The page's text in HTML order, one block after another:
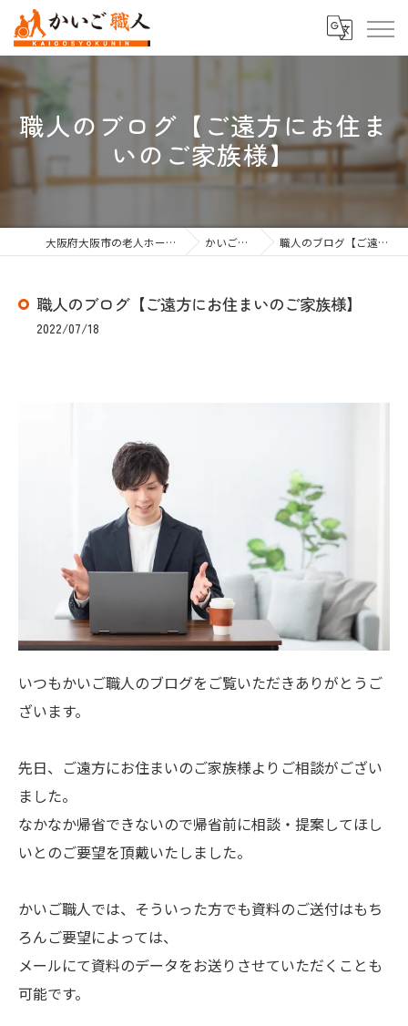
職人のブログ【ご遠方にお住ま
いのご家族様】
大阪府大阪市の老人ホーム紹介なら株式会社かいご職人 かいご職人のブログ 職人のブログ【ご遠方にお住まいのご家族様】
職人のブログ【ご遠方にお住まいのご家族様】
2022/07/18
いつもかいご職人のブログをご覧いただきありがとうご
ざいます。
先日、ご遠方にお住まいのご家族様よりご相談がござい
ました。
なかなか帰省できないので帰省前に相談・提案してほし
いとのご要望を頂戴いたしました。
かいご職人では、そういった方でも資料のご送付はもち
ろんご要望によっては、
メールにて資料のデータをお送りさせていただくことも
可能です。